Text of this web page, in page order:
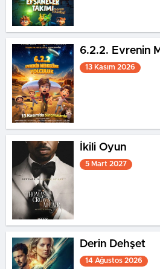
6.2.2. Evrenin
13 Kasım 2026
İkili Oyun
5 Mart 2027
Derin Dehşet
14 Ağustos 2026